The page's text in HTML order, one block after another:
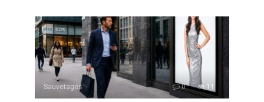
Sauvetages 0 11